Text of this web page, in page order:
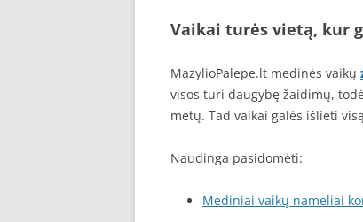
Vaikai turės vietą, kur
MazylioPalepe.lt medinės vaikų
visos turi daugybę žaidimų,
metų. Tad vaikai galės išlieti
Naudinga pasidomėti:
Mediniai vaikų nameliai